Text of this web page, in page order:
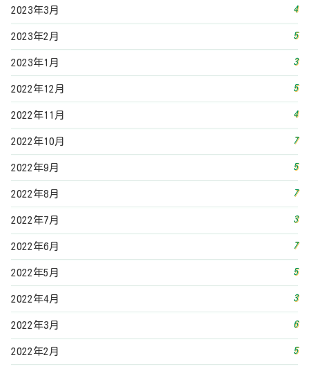
2023年3月 4
2023年2月 5
2023年1月 3
2022年12月 5
2022年11月 4
2022年10月 7
2022年9月 5
2022年8月 7
2022年7月 3
2022年6月 7
2022年5月 5
2022年4月 3
2022年3月 6
2022年2月 5